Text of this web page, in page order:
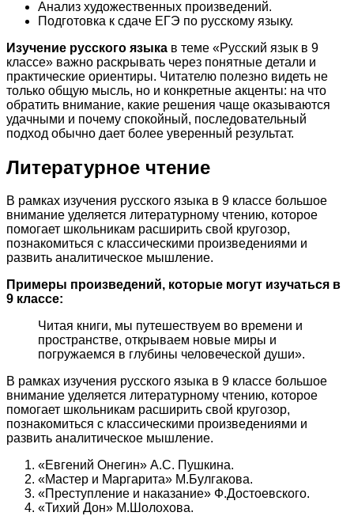
Анализ художественных произведений.
Подготовка к сдаче ЕГЭ по русскому языку.
Изучение русского языка в теме «Русский язык в 9
классе» важно раскрывать через понятные детали и
практические ориентиры. Читателю полезно видеть не
только общую мысль, но и конкретные акценты: на что
обратить внимание, какие решения чаще оказываются
удачными и почему спокойный, последовательный
подход обычно дает более уверенный результат.
Литературное чтение
В рамках изучения русского языка в 9 классе большое
внимание уделяется литературному чтению, которое
помогает школьникам расширить свой кругозор,
познакомиться с классическими произведениями и
развить аналитическое мышление.
Примеры произведений, которые могут изучаться в
9 классе:
Читая книги, мы путешествуем во времени и
пространстве, открываем новые миры и
погружаемся в глубины человеческой души».
В рамках изучения русского языка в 9 классе большое
внимание уделяется литературному чтению, которое
помогает школьникам расширить свой кругозор,
познакомиться с классическими произведениями и
развить аналитическое мышление.
«Евгений Онегин» А.С. Пушкина.
«Мастер и Маргарита» М.Булгакова.
«Преступление и наказание» Ф.Достоевского.
«Тихий Дон» М.Шолохова.